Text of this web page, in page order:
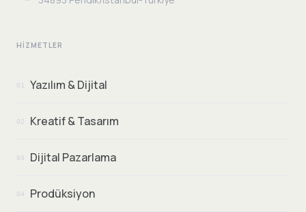
HIZMETLER
01 Yazılım & Dijital
02 Kreatif & Tasarım
03 Dijital Pazarlama
04 Prodüksiyon